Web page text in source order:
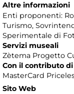
Altre informazioni
Enti proponenti:
Turismo,
Sperimentale di
Servizi museali
Zètema Progetto
Con il contributo di
MasterCard
Sito Web